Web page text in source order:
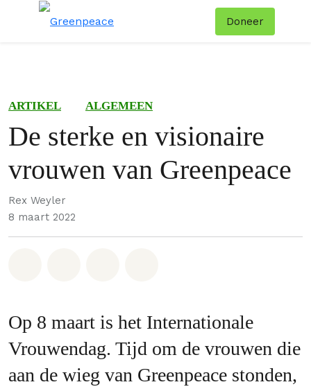
Doneer
ARTIKEL ALGEMEEN
De sterke en visionaire
vrouwen van Greenpeace
Rex Weyler
8 maart 2022
Op 8 maart is het Internationale
Vrouwendag. Tijd om de vrouwen die
aan de wieg van Greenpeace stonden,